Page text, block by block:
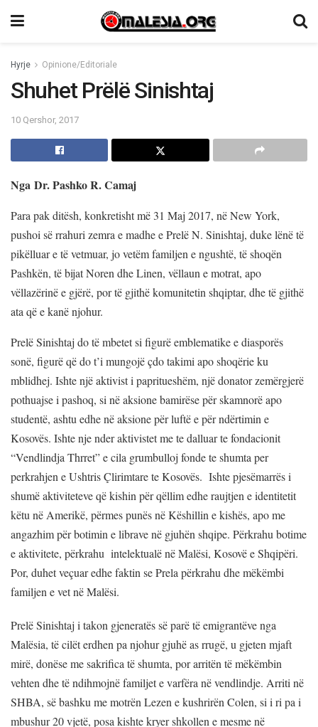
Hyrje Opinione/Editoriale
Shuhet Prëlë Sinishtaj
10 Qershor, 2017
Nga Dr. Pashko R. Camaj
Para pak ditësh, konkretisht më 31 Maj 2017, në New York,
pushoi së rrahuri zemra e madhe e Prelë N. Sinishtaj, duke lënë të
pikëlluar e të vetmuar, jo vetëm familjen e ngushtë, të shoqën
Pashkën, të bijat Noren dhe Linen, vëllaun e motrat, apo
vëllazërinë e gjërë, por të gjithë komunitetin shqiptar, dhe të gjithë
ata që e kanë njohur.
Prelë Sinishtaj do të mbetet si figurë emblematike e diasporës
sonë, figurë që do t’i mungojë çdo takimi apo shoqërie ku
mblidhej. Ishte një aktivist i papritueshëm, një donator zemërgjerë
pothuajse i pashoq, si në aksione bamirëse për skamnorë apo
studentë, ashtu edhe në aksione për luftë e për ndërtimin e
Kosovës. Ishte nje nder aktivistet me te dalluar te fondacionit
“Vendlindja Thrret” e cila grumbulloj fonde te shumta per
perkrahjen e Ushtris Çlirimtare te Kosovës. Ishte pjesëmarrës i
shumë aktiviteteve që kishin për qëllim edhe raujtjen e identitetit
këtu në Amerikë, përmes punës në Këshillin e kishës, apo me
angazhim për botimin e librave në gjuhën shqipe. Përkrahu botime
e aktivitete, përkrahu intelektualë në Malësi, Kosovë e Shqipëri.
Por, duhet veçuar edhe faktin se Prela përkrahu dhe mëkëmbi
familjen e vet në Malësi.
Prelë Sinishtaj i takon gjeneratës së parë të emigrantëve nga
Malësia, të cilët erdhen pa njohur gjuhë as rrugë, u gjeten mjaft
mirë, donëse me sakrifica të shumta, por arritën të mëkëmbin
vehten dhe të ndihmojnë familjet e varfëra në vendlindje. Arriti në
SHBA, së bashku me motrën Lezen e kushrirën Colen, si i ri pa i
mbushur 20 vjetë, posa kishte kryer shkollen e mesme në